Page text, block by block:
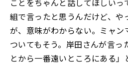
ことをちゃんと話してほしいっ
組で言ったと思うんだけど、や
が、意味がわからない。ミャン
ついてもそう。岸田さんが言っ
とから一番遠いところにある」